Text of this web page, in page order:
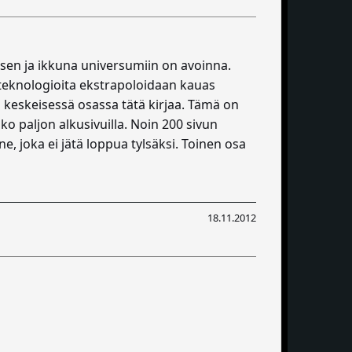
ja ikkuna universumiin on avoinna.
ekstrapoloidaan kauas
osassa tätä kirjaa. Tämä on
paljon alkusivuilla. Noin 200 sivun
joka ei jätä loppua tylsäksi. Toinen osa
18.11.2012